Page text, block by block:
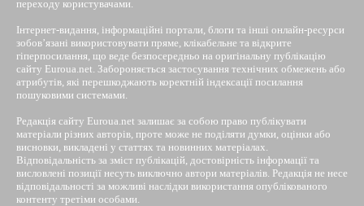
переходу користувачами.
Інтернет-видання, інформаційні портали, блоги та інші онлайн-ресурси
зобов’язані використовувати пряме, клікабельне та відкрите
гіперпосилання, що веде безпосередньо на оригінальну публікацію
сайту Euroua.net. Забороняється застосування технічних обмежень або
атрибутів, які перешкоджають коректній індексації посилання
пошуковими системами.
Редакція сайту Euroua.net залишає за собою право публікувати
матеріали різних авторів, проте може не поділяти думки, оцінки або
висновки, викладені у статтях та новинних матеріалах.
Відповідальність за зміст публікацій, достовірність інформації та
висловлені позиції несуть виключно автори матеріалів. Редакція не несе
відповідальності за можливі наслідки використання опублікованого
контенту третіми особами.